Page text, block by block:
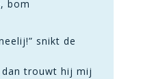
bom
snikt de
dan trouwt hij mij